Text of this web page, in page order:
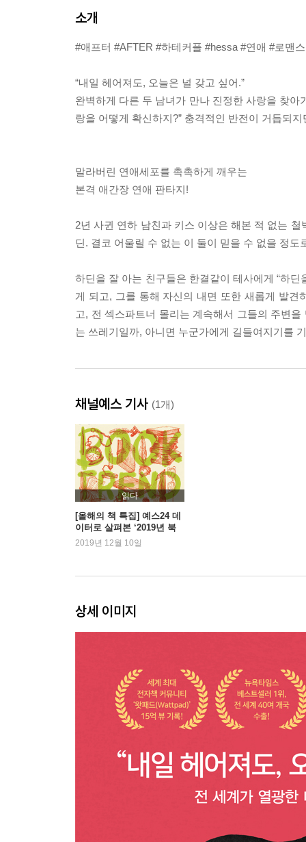
소개
#애프터 #AFTER #하테커플 #hessa #연애 #로맨
“내일 헤어져도, 오늘은 널 갖고 싶어.”
완벽하게 다른 두 남녀가 만나 진정한 사랑을 찾
랑을 어떻게 확신하지?” 충격적인 반전이 거듭되
말라버린 연애세포를 촉촉하게 깨우는
본격 애간장 연애 판타지!
2년 사귄 연하 남친과 키스 이상은 해본 적 없는
딘. 결코 어울릴 수 없는 이 둘이 믿을 수 없을 정
하딘을 잘 아는 친구들은 한결같이 테사에게 “하
게 되고, 그를 통해 자신의 내면 또한 새롭게 발
고, 전 섹스파트너 몰리는 계속해서 그들의 주변
는 쓰레기일까, 아니면 누군가에게 길들여지기를
채널예스 기사 (1개)
읽다
[올해의 책 특집] 예스24 데
이터로 살펴본 ‘2019년 북
트렌드’
2019년 12월 10일
상세 이미지